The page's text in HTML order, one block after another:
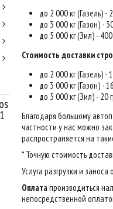
до 2 000 кг (Газель) -
до 3 000 кг (Газон) -
до 5 000 кг (Зил) -
Стоимость доставки
до 2 000 кг (Газель) -
до 3 000 кг (Газон) -
до 5 000 кг (Зил) - 20
Благодаря большому
частности у нас можно
распространяется на
* Точную стоимость
Услуга разгрузки и
Оплатапроизводиться
непосредственной